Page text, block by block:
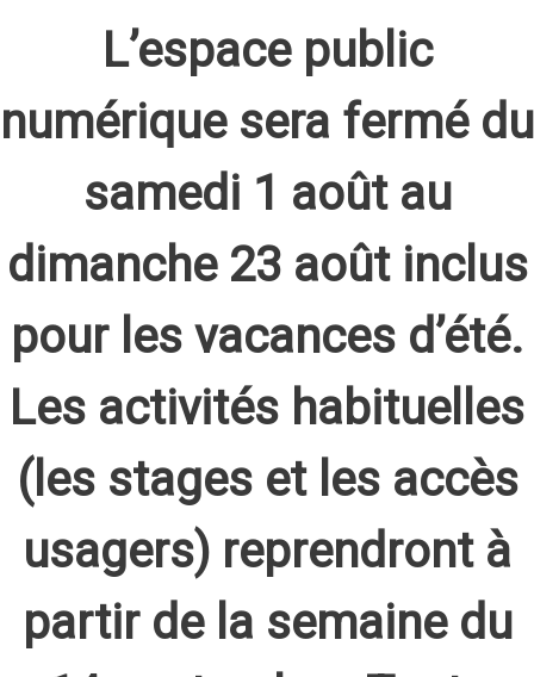
L’espace public
numérique sera fermé du
samedi 1 août au
dimanche 23 août inclus
pour les vacances d’été.
Les activités habituelles
(les stages et les accès
usagers) reprendront à
partir de la semaine du